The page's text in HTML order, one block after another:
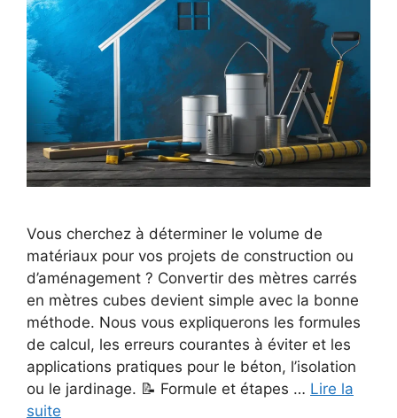
Vous cherchez à déterminer le volume de
matériaux pour vos projets de construction ou
d’aménagement ? Convertir des mètres carrés
en mètres cubes devient simple avec la bonne
méthode. Nous vous expliquerons les formules
de calcul, les erreurs courantes à éviter et les
applications pratiques pour le béton, l’isolation
ou le jardinage. 📝 Formule et étapes … Lire la
suite